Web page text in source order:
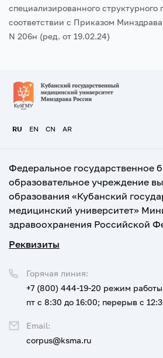
специализированного структурного
соответствии с Приказом
N 206н (ред. от 19.02.24)
RU EN CN AR
Федеральное государственное
образовательное учреждение
образования «Кубанский
медицинский университет»
здравоохранения Российской
Реквизиты
Горячая линия:
+7 (800) 444-19-20 режим
пт с 8:30 до 16:00; перерыв с
Email:
corpus@ksma.ru